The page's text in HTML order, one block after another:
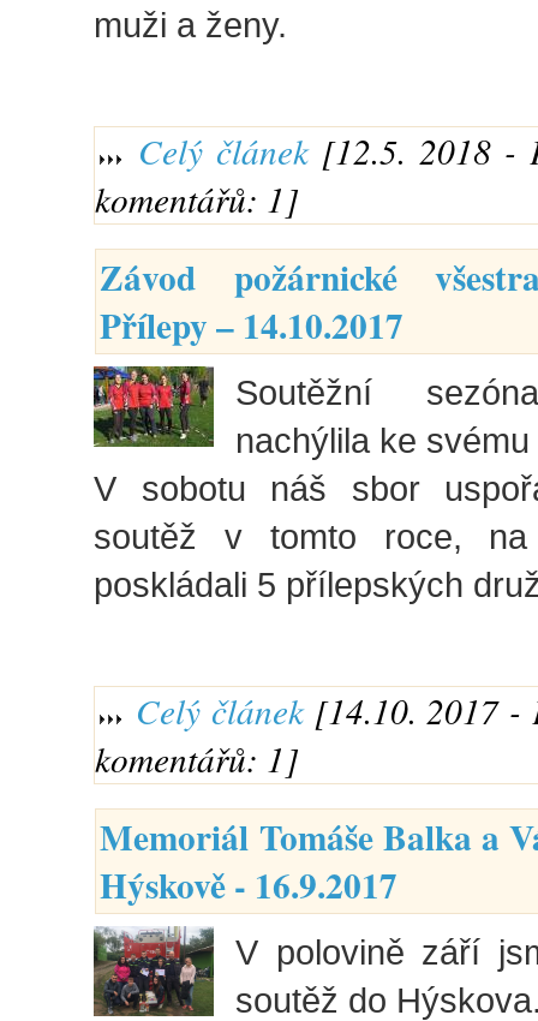
muži a ženy.
Celý článek[12.5. 2018 -
komentářů: 1]
Závod požárnické
Přílepy – 14.10.2017
Soutěžní
nachýlila ke
V sobotu náš sbor
soutěž v tomto roce,
poskládali 5 přílepských
Celý článek[14.10. 2017 -
komentářů: 1]
Memoriál Tomáše Balka a
Hýskově - 16.9.2017
V polovině září
soutěž do